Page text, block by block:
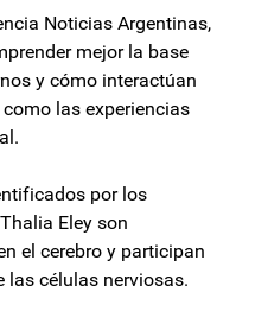
Noticias Argentinas,
mejor la base
y cómo interactúan
las experiencias
por los
Eley son
el cerebro y participan
las células nerviosas.